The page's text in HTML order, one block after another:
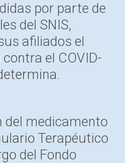
por parte de
del SNIS,
afiliados el
el COVID-
del medicamento
Terapéutico
del Fondo